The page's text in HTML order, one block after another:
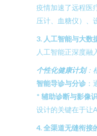
疫情加速了远程医
压计、血糖仪）、
3. 人工智能与大数
人工智能正深度融
个性化健康计划：
智能导诊与分诊
* 辅助诊断与影像
设计的关键在于让
4. 全渠道无缝衔接